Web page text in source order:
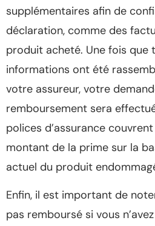
supplémentaires afin de
déclaration, comme des
produit acheté. Une fois que
informations ont été
votre assureur, votre
remboursement sera
polices d’assurance
montant de la prime sur la
actuel du produit
Enfin, il est important de
pas remboursé si vous